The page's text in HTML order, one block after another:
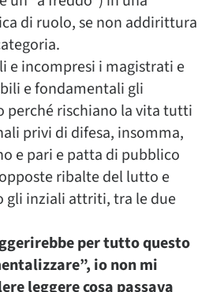
di ruolo, se non addirittura
e incompresi i magistrati e
e fondamentali gli
perché rischiano la vita tutti
privi di difesa, insomma,
e pari e patta di pubblico
ribalte del lutto e
gli inziali attriti, tra le due
per tutto questo
io non mi
leggere cosa passava